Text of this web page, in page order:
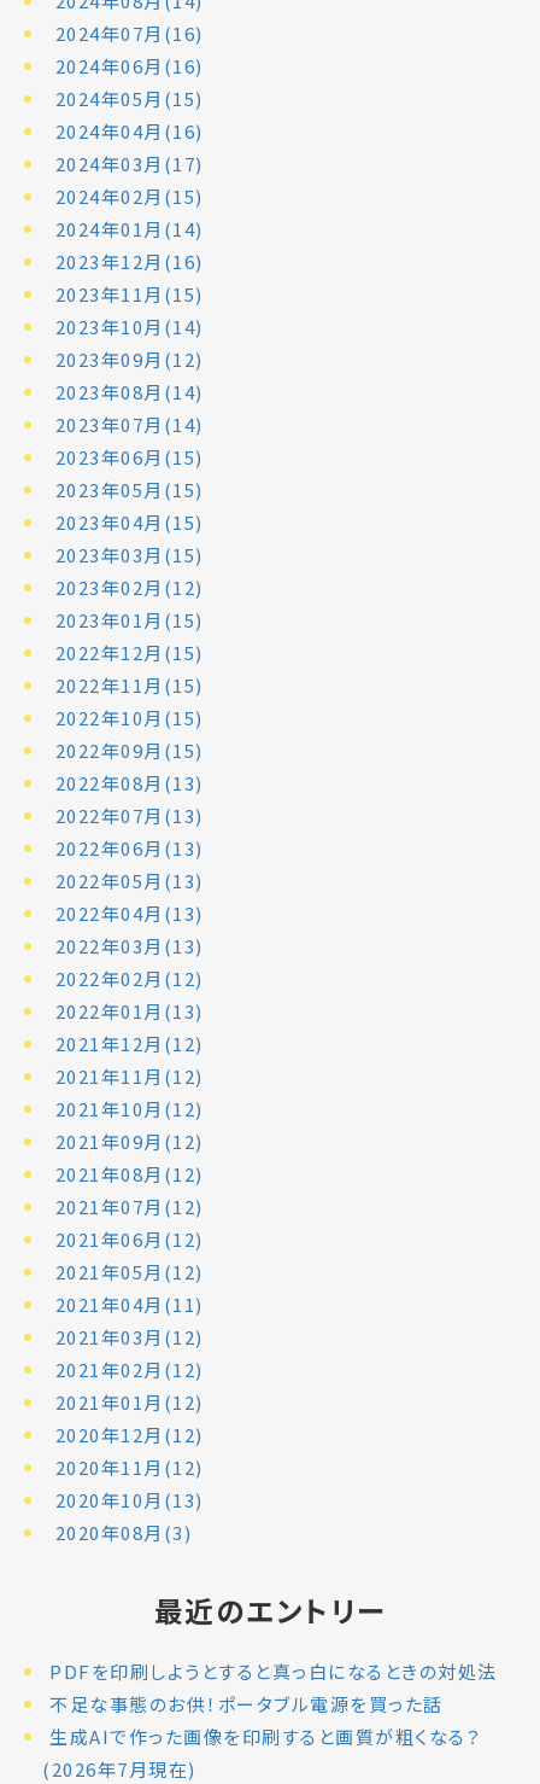
2024年07月(16)
2024年06月(16)
2024年05月(15)
2024年04月(16)
2024年03月(17)
2024年02月(15)
2024年01月(14)
2023年12月(16)
2023年11月(15)
2023年10月(14)
2023年09月(12)
2023年08月(14)
2023年07月(14)
2023年06月(15)
2023年05月(15)
2023年04月(15)
2023年03月(15)
2023年02月(12)
2023年01月(15)
2022年12月(15)
2022年11月(15)
2022年10月(15)
2022年09月(15)
2022年08月(13)
2022年07月(13)
2022年06月(13)
2022年05月(13)
2022年04月(13)
2022年03月(13)
2022年02月(12)
2022年01月(13)
2021年12月(12)
2021年11月(12)
2021年10月(12)
2021年09月(12)
2021年08月(12)
2021年07月(12)
2021年06月(12)
2021年05月(12)
2021年04月(11)
2021年03月(12)
2021年02月(12)
2021年01月(12)
2020年12月(12)
2020年11月(12)
2020年10月(13)
2020年08月(3)
最近のエントリー
PDFを印刷しようとすると真っ白になるときの対処法
不足な事態のお供！ポータブル電源を買った話
生成AIで作った画像を印刷すると画質が粗くなる？
(2026年7月現在)